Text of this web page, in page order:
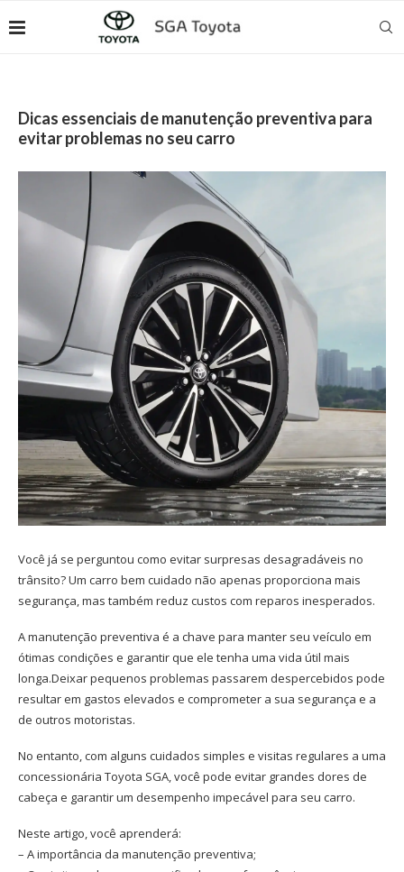
Dicas essenciais de manutenção preventiva para
evitar problemas no seu carro
Você já se perguntou como evitar surpresas desagradáveis no
trânsito? Um carro bem cuidado não apenas proporciona mais
segurança, mas também reduz custos com reparos inesperados.
A manutenção preventiva é a chave para manter seu veículo em
ótimas condições e garantir que ele tenha uma vida útil mais
longa.Deixar pequenos problemas passarem despercebidos pode
resultar em gastos elevados e comprometer a sua segurança e a
de outros motoristas.
No entanto, com alguns cuidados simples e visitas regulares a uma
concessionária Toyota SGA, você pode evitar grandes dores de
cabeça e garantir um desempenho impecável para seu carro.
Neste artigo, você aprenderá:
– A importância da manutenção preventiva;